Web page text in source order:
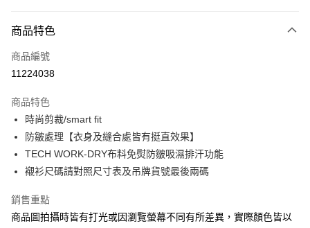
信用卡一次付款
信用卡分期付款
合作金庫商業銀行
華南商業銀行
上海商業儲蓄銀行
台北富邦商業銀行
國泰世華商業銀行
兆豐國際商業銀行
臺灣中小企業銀行
台中商業銀行
聯邦商業銀行
元大商業銀行
永豐商業銀行
LINE Pay
Apple Pay
街口支付
Google Pay
商品特色
商品編號
11224038
商品特色
時尚剪裁/smart fit
防皺處理【衣身及縫合處皆有挺直效果】
TECH WORK-DRY布料免熨防皺吸濕排汗功能
襯衫尺碼請對照尺寸表及吊牌貨號最後兩碼
銷售重點
商品圖拍攝時皆有打光或因瀏覽螢幕不同有所差異，實際顏色皆以